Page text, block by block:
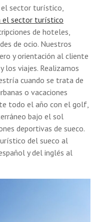
el sector turístico,
el sector turístico
de hoteles,
de ocio. Nuestros
y orientación al cliente
los viajes. Realizamos
cuando se trata de
o vacaciones
todo el año con el golf,
bajo el sol
deportivas de sueco.
del sueco al
y del inglés al